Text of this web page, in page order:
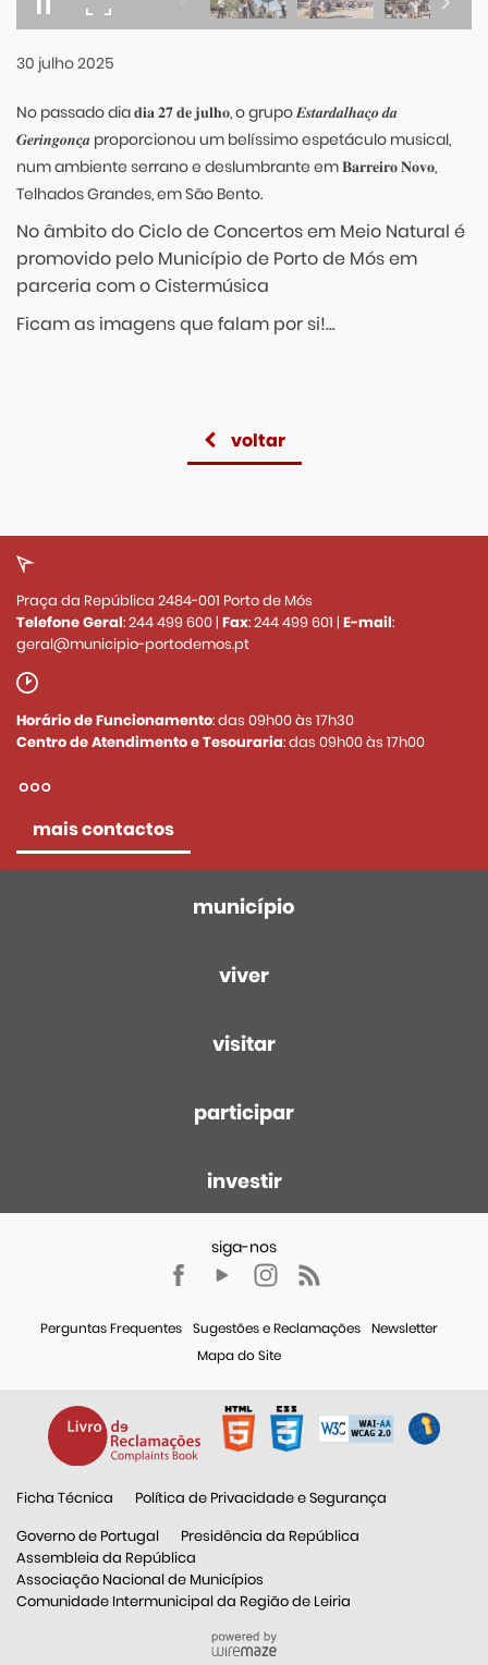
30 julho2025
No passado dia 𝐝𝐢𝐚 𝟐𝟕 𝐝𝐞 𝐣𝐮𝐥𝐡𝐨, o grupo 𝑬𝒔𝒕𝒂𝒓𝒅𝒂𝒍𝒉𝒂𝒄̧𝒐 𝒅𝒂
𝑮𝒆𝒓𝒊𝒏𝒈𝒐𝒏𝒄̧𝒂 proporcionou um belíssimo espetáculo musical,
num ambiente serrano e deslumbrante em 𝐁𝐚𝐫𝐫𝐞𝐢𝐫𝐨 𝐍𝐨𝐯𝐨,
Telhados Grandes, em São Bento.
No âmbito do Ciclo de Concertos em Meio Natural é
promovido pelo Município de Porto de Mós em
parceria com o Cistermúsica
Ficam as imagens que falam por si!...
voltar
Praça da República 2484-001 Porto de Mós
Telefone Geral:244 499 600| Fax:244 499 601 | E-mail:
geral@municipio-portodemos.pt
Horário de Funcionamento: das 09h00 às 17h30
Centro de Atendimento e Tesouraria: das 09h00 às 17h00
mais contactos
município
viver
visitar
participar
investir
Perguntas Frequentes Sugestões e Reclamações
Newsletter
Mapa do Site
Ficha Técnica
Política de Privacidade e Segurança
Governo de Portugal
Presidência da República
Assembleia da República
Associação Nacional de Municípios
Comunidade Intermunicipal da Região de Leiria